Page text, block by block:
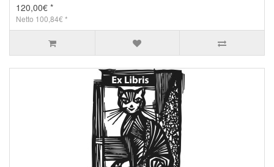
120,00€ *
Netto 100,84€ *